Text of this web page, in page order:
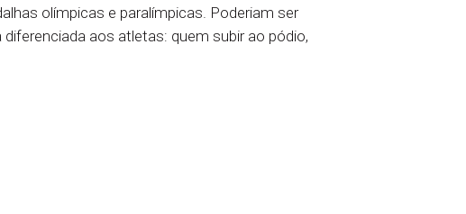
olímpicas e paralímpicas. Poderiam ser
aos atletas: quem subir ao pódio,